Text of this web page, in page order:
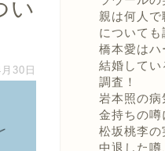
い
30日
親は何人
についても
橋本愛は
結婚してい
調査！
岩本照の病
金持ちの噂
松坂桃李の
中退した